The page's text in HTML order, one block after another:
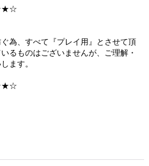
為、すべて『プレイ用』とさせて頂
るものはございませんが、ご理解・
ます。